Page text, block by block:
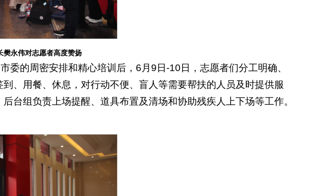
樊永伟对志愿者高度赞扬
的周密安排和精心培训后，6月9日-10日，志愿者们分工明确、
、用餐、休息，对行动不便、盲人等需要帮扶的人员及时提供服
台组负责上场提醒、道具布置及清场和协助残疾人上下场等工作。